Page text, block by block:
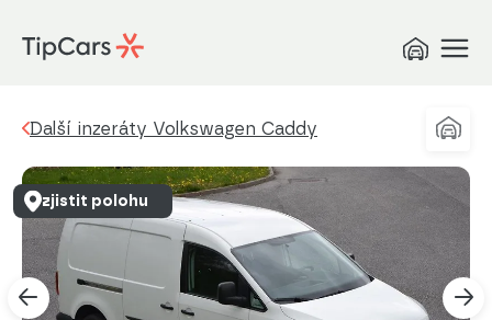
Další inzeráty Volkswagen Caddy
zjistit polohu